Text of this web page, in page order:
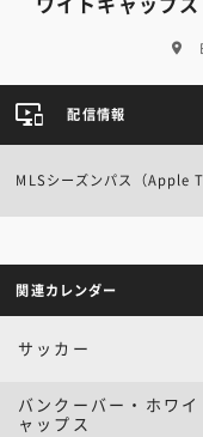
配信情報
MLSシーズンパス（Apple
関連カレンダー
サッカー
バンクーバー・ホワイ
ャップス